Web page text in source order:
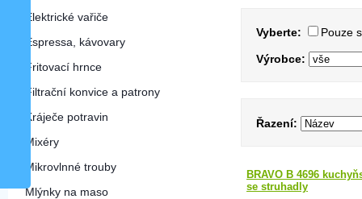
Elektrické vařiče
Espressa, kávovary
Fritovací hrnce
Filtrační konvice a patrony
Kráječe potravin
Mixéry
Mikrovlnné trouby
Mlýnky na maso
Vyberte: Pouze
Výrobce:
Řazení:
BRAVO B 4696
se struhadly